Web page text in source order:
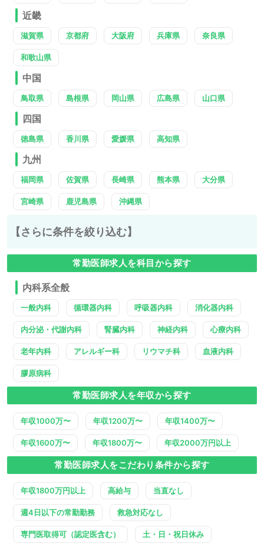
近畿
滋賀県 京都府 大阪府 兵庫県 奈良県
和歌山県
中国
鳥取県 島根県 岡山県 広島県 山口県
四国
徳島県 香川県 愛媛県 高知県
九州
福岡県 佐賀県 長崎県 熊本県 大分県
宮崎県 鹿児島県 沖縄県
【さらに条件を絞り込む】
常勤医師求人を科目から探す
内科系全般
一般内科 循環器内科 呼吸器内科 消化器内科
内分泌・代謝内科 腎臓内科 神経内科 心療内科
老年内科 アレルギー科 リウマチ科 血液内科
膠原病科
常勤医師求人を年収から探す
年収1000万〜 年収1200万〜 年収1400万〜
年収1600万〜 年収1800万〜 年収2000万円以上
常勤医師求人をこだわり条件から探す
年収1800万円以上 高給与 当直なし
週4日以下の常勤勤務 救急対応なし
専門医取得可（認定医含む） 土・日・祝日休み